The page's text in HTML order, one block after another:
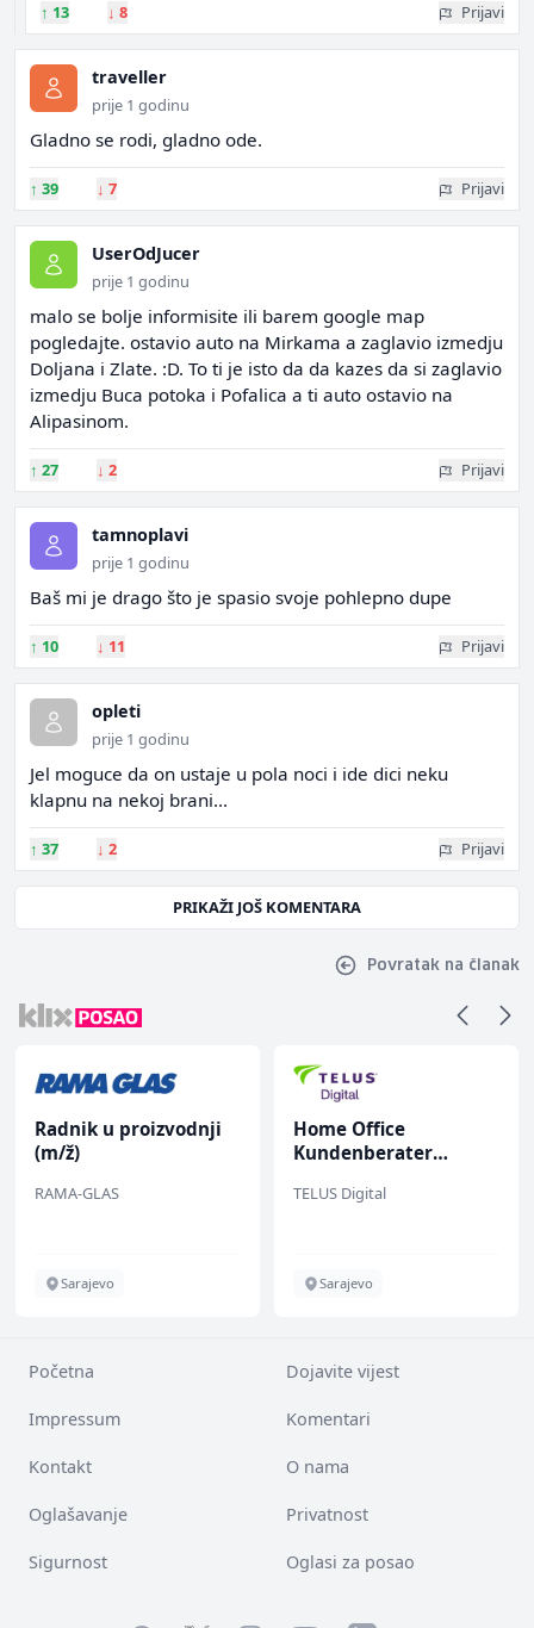
↑ 13 ↓ 8 Prijavi
traveller
prije 1 godinu
Gladno se rodi, gladno ode.
↑ 39 ↓ 7 Prijavi
UserOdJucer
prije 1 godinu
malo se bolje informisite ili barem google map
pogledajte. ostavio auto na Mirkama a zaglavio izmedju
Doljana i Zlate. :D. To ti je isto da da kazes da si zaglavio
izmedju Buca potoka i Pofalica a ti auto ostavio na
Alipasinom.
↑ 27 ↓ 2 Prijavi
tamnoplavi
prije 1 godinu
Baš mi je drago što je spasio svoje pohlepno dupe
↑ 10 ↓ 11 Prijavi
opleti
prije 1 godinu
Jel moguce da on ustaje u pola noci i ide dici neku
klapnu na nekoj brani...
↑ 37 ↓ 2 Prijavi
PRIKAŽI JOŠ KOMENTARA
Povratak na članak
Radnik u proizvodnji
(m/ž)
RAMA-GLAS
Sarajevo
Home Office
Kundenberater
TELUS Digital
Sarajevo
Početna Dojavite vijest
Impressum Komentari
Kontakt O nama
Oglašavanje Privatnost
Sigurnost Oglasi za posao